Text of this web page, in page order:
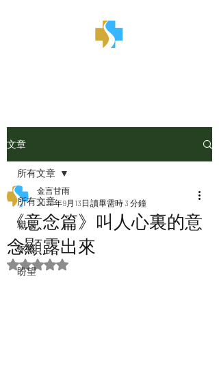
文章
所有文章
職場
家庭
盼望
所有文章
《意念篇》叫人心裏的意
念顯露出來
金言甘雨
2025年9月13日 讀畢需時 3 分鐘
評等為 NaN（最高為 5 顆星）。